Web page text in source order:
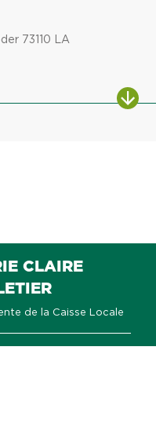
73110 LA
CLAIRE
de la Caisse Locale